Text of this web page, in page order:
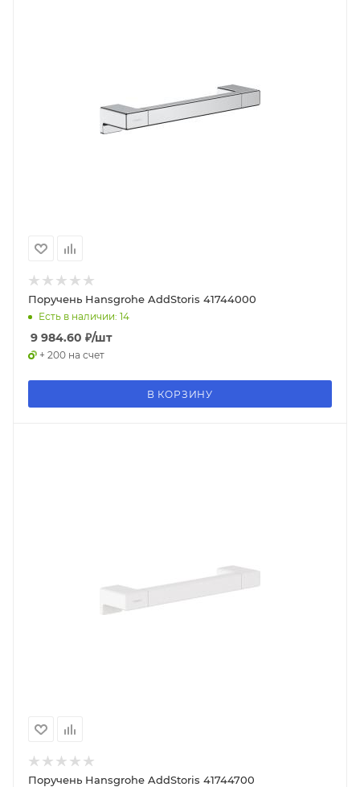
Поручень Hansgrohe AddStoris 41744000
Есть в наличии: 14
9 984.60 ₽/шт
+ 200 на счет
В КОРЗИНУ
Поручень Hansgrohe AddStoris 41744700